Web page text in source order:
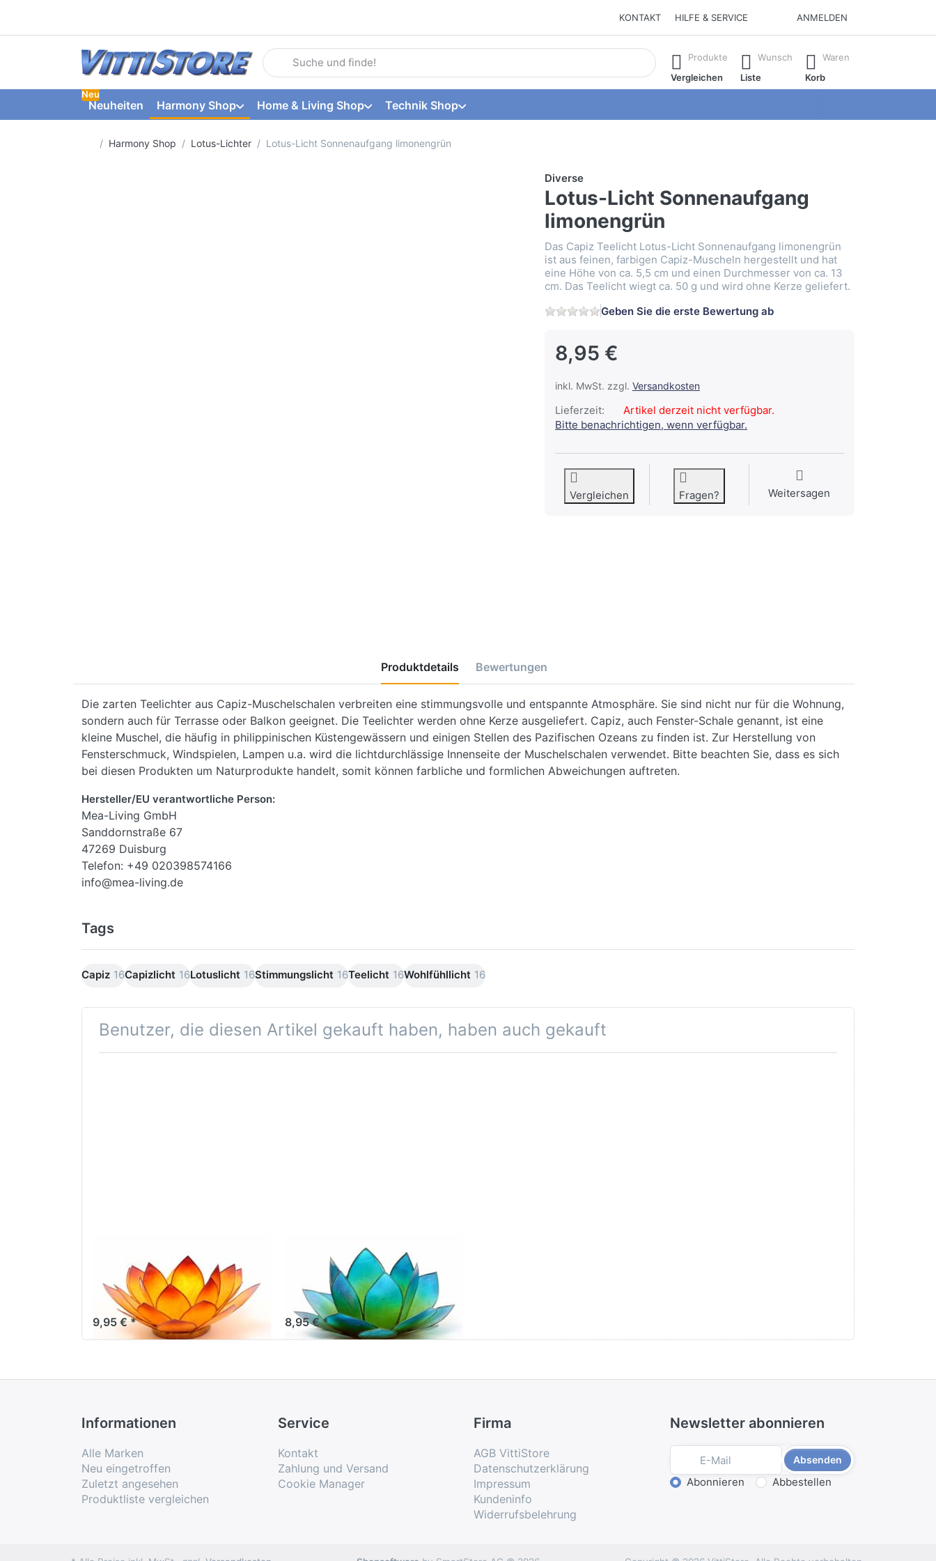
KONTAKT HILFE & SERVICE ANMELDEN
Geben Sie einen Suchbegriff ein. Während Sie tippen, erscheinen automatisch erste Ergebnisse. Drücken Sie die Eingabetaste, um alle
Produkte
Vergleichen
Wunsch
Liste
Waren
Korb
Neuheiten
Neu
Harmony Shop Home & Living Shop Technik Shop
Startseite
Harmony Shop Lotus-Lichter Lotus-Licht Sonnenaufgang limonengrün
Diverse
Lotus-Licht Sonnenaufgang
limonengrün
Das Capiz Teelicht Lotus-Licht Sonnenaufgang limonengrün
ist aus feinen, farbigen Capiz-Muscheln hergestellt und hat
eine Höhe von ca. 5,5 cm und einen Durchmesser von ca. 13
cm. Das Teelicht wiegt ca. 50 g und wird ohne Kerze geliefert.
Geben Sie die erste Bewertung ab
8,95 €
inkl. MwSt. zzgl. Versandkosten
Lieferzeit:
Artikel derzeit nicht verfügbar.
Bitte benachrichtigen, wenn verfügbar.
Vergleichen Fragen? Weitersagen
Produktdetails Bewertungen
Die zarten Teelichter aus Capiz-Muschelschalen verbreiten eine stimmungsvolle und entspannte Atmosphäre. Sie sind nicht nur für die Wohnung,
sondern auch für Terrasse oder Balkon geeignet. Die Teelichter werden ohne Kerze ausgeliefert. Capiz, auch Fenster-Schale genannt, ist eine
kleine Muschel, die häufig in philippinischen Küstengewässern und einigen Stellen des Pazifischen Ozeans zu finden ist. Zur Herstellung von
Fensterschmuck, Windspielen, Lampen u.a. wird die lichtdurchlässige Innenseite der Muschelschalen verwendet. Bitte beachten Sie, dass es sich
bei diesen Produkten um Naturprodukte handelt, somit können farbliche und formlichen Abweichungen auftreten.
Hersteller/EU verantwortliche Person:
Mea-Living GmbH
Sanddornstraße 67
47269 Duisburg
Telefon: +49 020398574166
info@mea-living.de
Tags
Capiz 16Capizlicht 16Lotuslicht 16Stimmungslicht 16Teelicht 16Wohlfühllicht 16
Benutzer, die diesen Artikel gekauft haben, haben auch gekauft
Lotus-Licht
Sommersonne
goldgelb
9,95 € *
Lotus-Licht
Sonnenaufgang
grün-türkis
8,95 € *
Informationen
Alle Marken
Neu eingetroffen
Zuletzt angesehen
Produktliste vergleichen
Service
Kontakt
Zahlung und Versand
Cookie Manager
Firma
AGB VittiStore
Datenschutzerklärung
Impressum
Kundeninfo
Widerrufsbelehrung
Newsletter abonnieren
Absenden
Aktion wählen
Abonnieren Abbestellen